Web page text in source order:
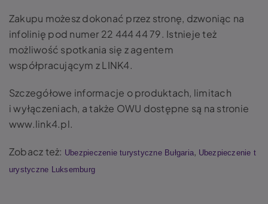
Zakupu możesz dokonać przez stronę, dzwoniąc na
infolinię pod numer 22 444 44 79. Istnieje też
możliwość spotkania się z agentem
współpracującym z LINK4.
Szczegółowe informacje o produktach, limitach
i wyłączeniach, a także OWU dostępne są na stronie
www.link4.pl.
Zobacz też: Ubezpieczenie turystyczne Bułgaria, Ubezpieczenie t
urystyczne Luksemburg